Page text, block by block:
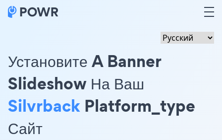
Установите A Banner
Slideshow На Ваш
Silvrback Platform_type
Сайт